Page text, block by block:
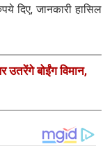
दिए, जानकारी हासिल
उतरेंगे बोईंग विमान,